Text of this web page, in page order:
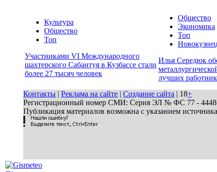
Культура
Общество
Топ
Участниками VI Международного
шахтерского Сабантуя в Кузбассе стали
более 27 тысяч человек
Общество
Экономика
Топ
Илья Середюк
лучших
Контакты | Реклама на сайте | Создание сайта | 18+
Регистрационный номер СМИ: Серия ЭЛ № ФС 77 - 44486
Публикация материалов возможна с указанием